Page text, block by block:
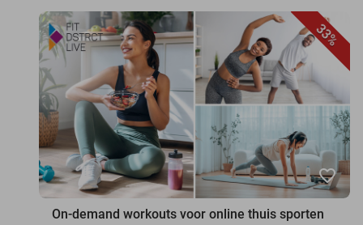
33%
favorite_border
On-demand workouts voor online thuis sporten